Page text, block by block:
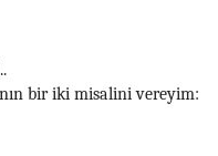
bir iki misalini vereyim: